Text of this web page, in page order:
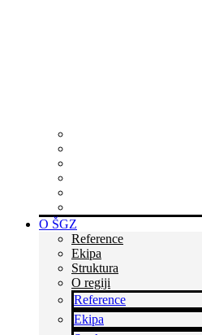
O ŠGZ
Reference
Ekipa
Struktura
O regiji
Reference
Ekipa